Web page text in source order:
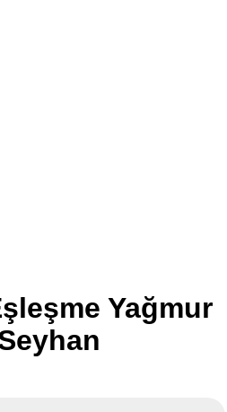
Yağmur